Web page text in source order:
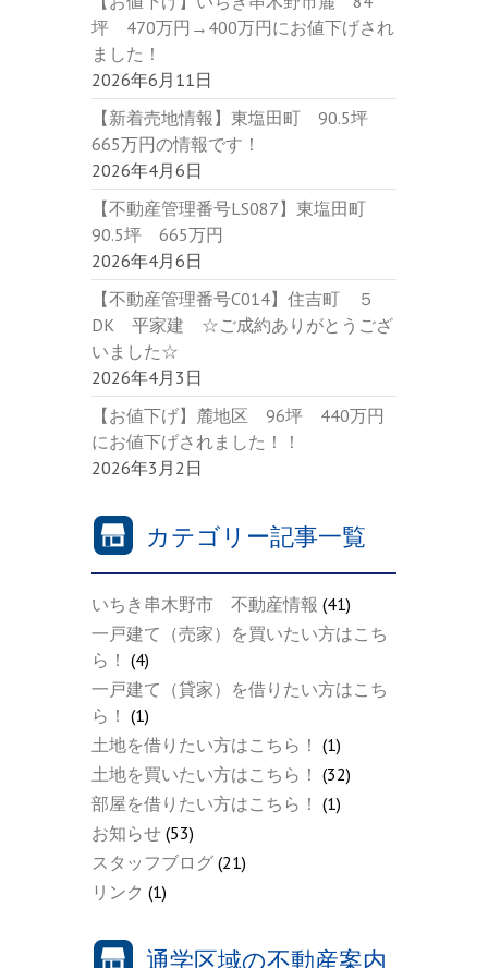
坪 470万円→400万円にお値下げされ
ました！
2026年6月11日
【新着売地情報】東塩田町 90.5坪
665万円の情報です！
2026年4月6日
【不動産管理番号LS087】東塩田町
90.5坪 665万円
2026年4月6日
【不動産管理番号C014】住吉町 ５
DK 平家建 ☆ご成約ありがとうござ
いました☆
2026年4月3日
【お値下げ】麓地区 96坪 440万円
にお値下げされました！！
2026年3月2日
カテゴリー記事一覧
いちき串木野市 不動産情報 (41)
一戸建て（売家）を買いたい方はこち
ら！ (4)
一戸建て（貸家）を借りたい方はこち
ら！ (1)
土地を借りたい方はこちら！ (1)
土地を買いたい方はこちら！ (32)
部屋を借りたい方はこちら！ (1)
お知らせ (53)
スタッフブログ (21)
リンク (1)
通学区域の不動産案内